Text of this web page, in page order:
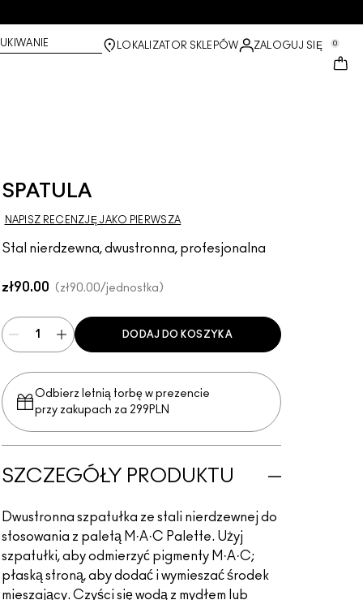
LOKALIZATOR SKLEPÓW ZALOGUJ SIĘ 0
SPATULA
NAPISZ RECENZJĘ JAKO PIERWSZA
Stal nierdzewna, dwustronna, profesjonalna
zł90.00 zł90.00/jednostka
DODAJ DO KOSZYKA
Odbierz letnią torbę w prezencie
przy zakupach za 299PLN
SZCZEGÓŁY PRODUKTU
Dwustronna szpatułka ze stali nierdzewnej do
stosowania z paletą M·A·C Palette. Użyj
szpatułki, aby odmierzyć pigmenty M·A·C;
płaską stroną, aby dodać i wymieszać środek
mieszający. Czyści się wodą z mydłem lub